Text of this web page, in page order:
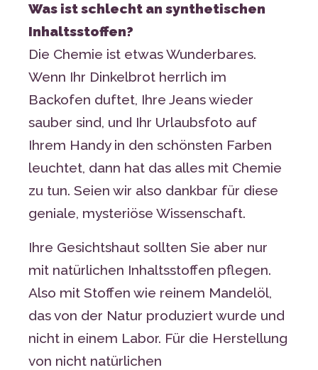
Was ist schlecht an synthetischen
Inhaltsstoffen?
Die Chemie ist etwas Wunderbares.
Wenn Ihr Dinkelbrot herrlich im
Backofen duftet, Ihre Jeans wieder
sauber sind, und Ihr Urlaubsfoto auf
Ihrem Handy in den schönsten Farben
leuchtet, dann hat das alles mit Chemie
zu tun. Seien wir also dankbar für diese
geniale, mysteriöse Wissenschaft.
Ihre Gesichtshaut sollten Sie aber nur
mit natürlichen Inhaltsstoffen pflegen.
Also mit Stoffen wie reinem Mandelöl,
das von der Natur produziert wurde und
nicht in einem Labor. Für die Herstellung
von nicht natürlichen